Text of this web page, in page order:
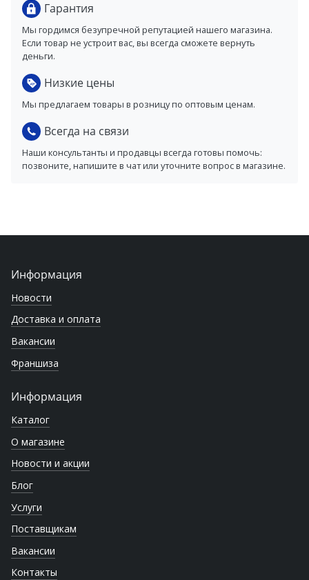
Гарантия
Мы гордимся безупречной репутацией нашего магазина.
Если товар не устроит вас, вы всегда сможете вернуть
деньги.
Низкие цены
Мы предлагаем товары в розницу по оптовым ценам.
Всегда на связи
Наши консультанты и продавцы всегда готовы помочь:
позвоните, напишите в чат или уточните вопрос в магазине.
Информация
Новости
Доставка и оплата
Вакансии
Франшиза
Информация
Каталог
О магазине
Новости и акции
Блог
Услуги
Поставщикам
Вакансии
Контакты